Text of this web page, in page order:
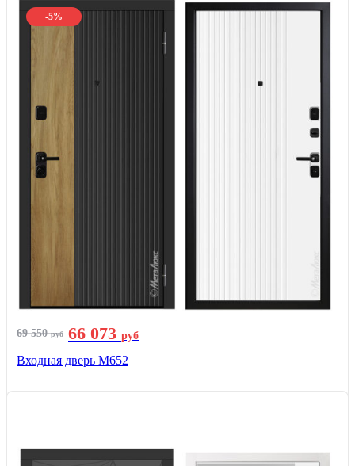
-5%
69 550руб 66 073 руб
Входная дверь М652